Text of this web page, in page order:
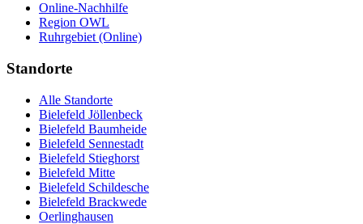
Online-Nachhilfe
Region OWL
Ruhrgebiet (Online)
Standorte
Alle Standorte
Bielefeld Jöllenbeck
Bielefeld Baumheide
Bielefeld Sennestadt
Bielefeld Stieghorst
Bielefeld Mitte
Bielefeld Schildesche
Bielefeld Brackwede
Oerlinghausen